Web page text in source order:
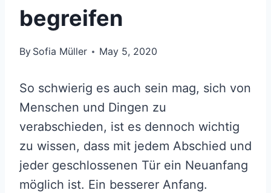
begreifen
By Sofia Müller May 5, 2020
So schwierig es auch sein mag, sich von
Menschen und Dingen zu
verabschieden, ist es dennoch wichtig
zu wissen, dass mit jedem Abschied und
jeder geschlossenen Tür ein Neuanfang
möglich ist. Ein besserer Anfang.